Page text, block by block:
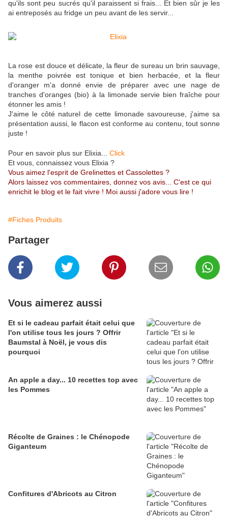
qu'ils sont peu sucrés qu'il paraissent si frais... Et bien sûr je les
ai entreposés au fridge un peu avant de les servir...
La rose est douce et délicate, la fleur de sureau un brin sauvage,
la menthe poivrée est tonique et bien herbacée, et la fleur
d'oranger m'a donné envie de préparer avec une nage de
tranches d'oranges (bio) à la limonade servie bien fraîche pour
étonner les amis !
J'aime le côté naturel de cette limonade savoureuse, j'aime sa
présentation aussi, le flacon est conforme au contenu, tout sonne
juste !
Pour en savoir plus sur Elixia... Click
Et vous, connaissez vous Elixia ?
Vous aimez l'esprit de Grelinettes et Cassolettes ?
Alors laissez vos commentaires, donnez vos avis... C'est ce qui
enrichit le blog et le fait vivre ! Moi aussi j'adore vous lire !
#Fiches Produits
Partager
Vous aimerez aussi
Et si le cadeau parfait était celui que
l'on utilise tous les jours ? Offrir
Baumstal à Noël, je vous dis
pourquoi
An apple a day... 10 recettes top avec
les Pommes
Récolte de Graines : le Chénopode
Giganteum
Confitures d'Abricots au Citron